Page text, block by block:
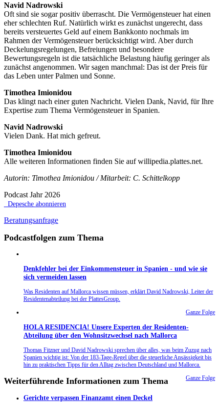
Navid Nadrowski
Oft sind sie sogar positiv überrascht. Die Vermögensteuer hat einen
eher schlechten Ruf. Natürlich wirkt es zunächst ungerecht, dass
bereits versteuertes Geld auf einem Bankkonto nochmals im
Rahmen der Vermögensteuer berücksichtigt wird. Aber durch
Deckelungsregelungen, Befreiungen und besondere
Bewertungsregeln ist die tatsächliche Belastung häufig geringer als
zunächst angenommen. Wir sagen manchmal: Das ist der Preis für
das Leben unter Palmen und Sonne.
Timothea Imionidou
Das klingt nach einer guten Nachricht. Vielen Dank, Navid, für Ihre
Expertise zum Thema Vermögensteuer in Spanien.
Navid Nadrowski
Vielen Dank. Hat mich gefreut.
Timothea Imionidou
Alle weiteren Informationen finden Sie auf willipedia.plattes.net.
Autorin: Timothea Imionidou / Mitarbeit: C. Schittelkopp
Podcast Jahr 2026
Depesche abonnieren
Beratungsanfrage
Podcastfolgen zum Thema
Denkfehler bei der Einkommensteuer in Spanien - und wie sie
sich vermeiden lassen
Was Residenten auf Mallorca wissen müssen, erklärt David Nadrowski, Leiter der
Residentenabteilung bei der PlattesGroup.
Ganze Folge
HOLA RESIDENCIA! Unsere Experten der Residenten-
Abteilung über den Wohnsitzwechsel nach Mallorca
Thomas Fitzner und David Nadrowski sprechen über alles, was beim Zuzug nach
Spanien wichtig ist: Von der 183-Tage-Regel über die steuerliche Ansässigkeit bis
hin zu praktischen Tipps für den Alltag zwischen Deutschland und Mallorca.
Ganze Folge
Weiterführende Informationen zum Thema
Gerichte verpassen Finanzamt einen Deckel